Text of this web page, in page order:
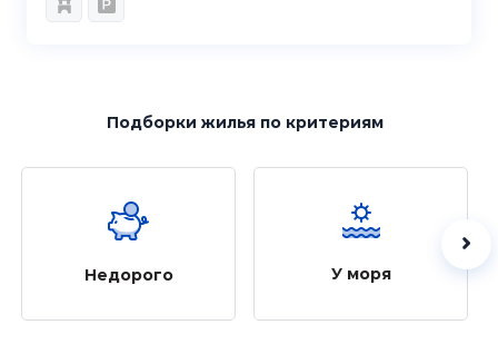
Подборки жильяпо критериям
Недорого У моря